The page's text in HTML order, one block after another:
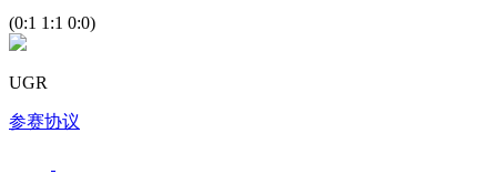
(0:1 1:1 0:0)
UGR
参赛协议